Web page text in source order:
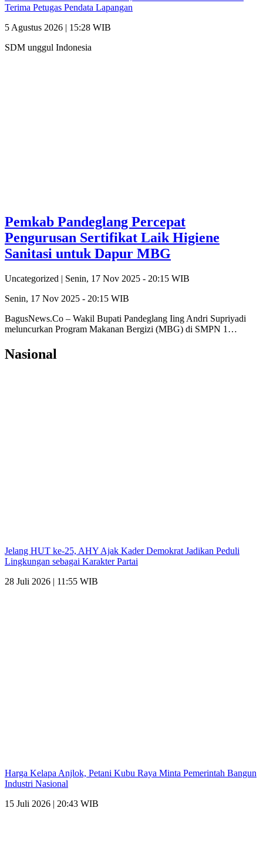
Terima Petugas Pendata Lapangan
5 Agustus 2026 | 15:28 WIB
SDM unggul Indonesia
Pemkab Pandeglang Percepat
Pengurusan Sertifikat Laik Higiene
Sanitasi untuk Dapur MBG
Uncategorized | Senin, 17 Nov 2025 - 20:15 WIB
Senin, 17 Nov 2025 - 20:15 WIB
BagusNews.Co – Wakil Bupati Pandeglang Iing Andri Supriyadi
meluncurkan Program Makanan Bergizi (MBG) di SMPN 1…
Nasional
Jelang HUT ke-25, AHY Ajak Kader Demokrat Jadikan Peduli
Lingkungan sebagai Karakter Partai
28 Juli 2026 | 11:55 WIB
Harga Kelapa Anjlok, Petani Kubu Raya Minta Pemerintah Bangun
Industri Nasional
15 Juli 2026 | 20:43 WIB